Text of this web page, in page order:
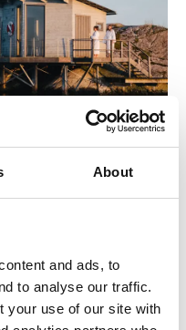
About
and ads, to
to analyse our traffic.
your use of our site with
Björholmens Hotel &
naturreservat med